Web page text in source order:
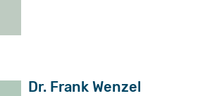
Dr. Frank Wenzel